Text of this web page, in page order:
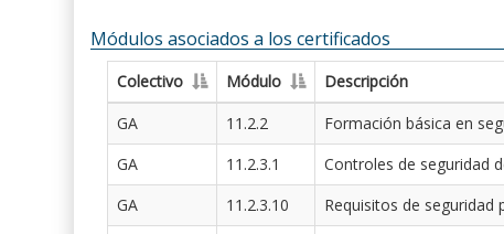
Módulos asociados a los certificados
Colectivo Módulo
Descripción
GA
11.2.2
Formación básica en
GA
11.2.3.1
Controles de seguridad
GA
11.2.3.10
Requisitos de